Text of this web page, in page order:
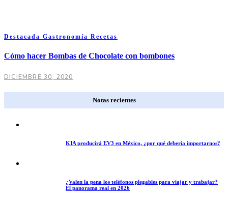
Destacada Gastronomía Recetas
Cómo hacer Bombas de Chocolate con bombones
DICIEMBRE 30, 2020
Notas recientes
KIA producirá EV3 en México, ¿por qué debería importarnos?
¿Valen la pena los teléfonos plegables para viajar y trabajar?
El panorama real en 2026